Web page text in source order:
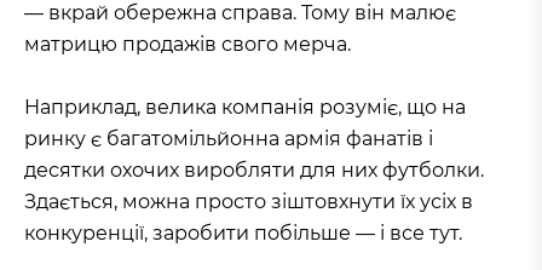
— вкрай обережна справа. Тому він малює
матрицю продажів свого мерча.
Наприклад, велика компанія розуміє, що на
ринку є багатомільйонна армія фанатів і
десятки охочих виробляти для них футболки.
Здається, можна просто зіштовхнути їх усіх в
конкуренції, заробити побільше — і все тут.